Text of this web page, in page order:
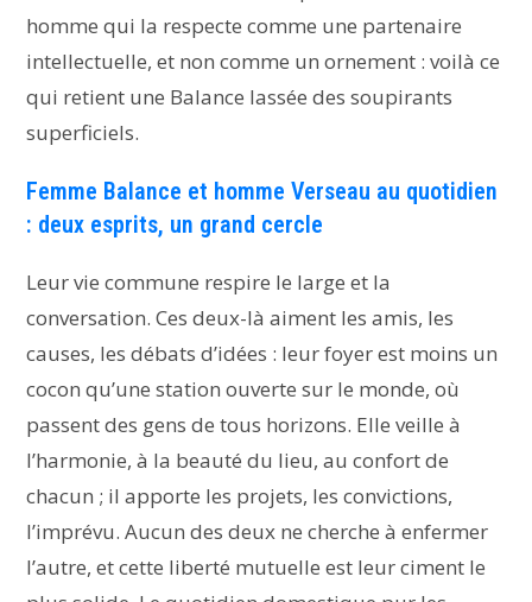
homme qui la respecte comme une partenaire
intellectuelle, et non comme un ornement : voilà ce
qui retient une Balance lassée des soupirants
superficiels.
Femme Balance et homme Verseau au quotidien
: deux esprits, un grand cercle
Leur vie commune respire le large et la
conversation. Ces deux-là aiment les amis, les
causes, les débats d’idées : leur foyer est moins un
cocon qu’une station ouverte sur le monde, où
passent des gens de tous horizons. Elle veille à
l’harmonie, à la beauté du lieu, au confort de
chacun ; il apporte les projets, les convictions,
l’imprévu. Aucun des deux ne cherche à enfermer
l’autre, et cette liberté mutuelle est leur ciment le